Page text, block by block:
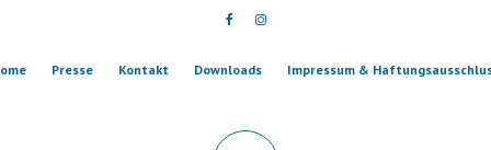
Presse Kontakt Downloads Impressum &